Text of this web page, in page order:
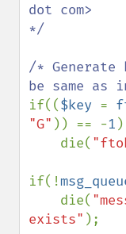
dot com>
*/
/* Generate
if(($key =
"G" )) == -1 )
    die(
if(!
    die(
exists" );